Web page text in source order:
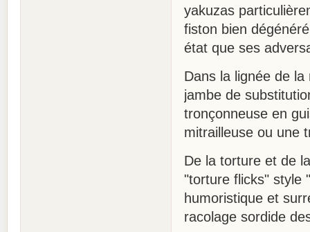
yakuzas
fiston bien
état que ses
Dans la lignée de
jambe de
tronçonneuse en
mitrailleuse ou une
De la torture et de
"torture flicks" style
humoristique et
racolage sordide